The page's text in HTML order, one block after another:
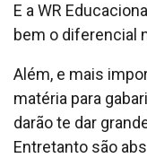
E a WR
bem o diferencial
Além, e mais
matéria para
darão te dar
Entretanto são